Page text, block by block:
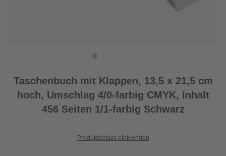
Taschenbuch mit Klappen, 13,5 x 21,5 cm
hoch, Umschlag 4/0-farbig CMYK, Inhalt
456 Seiten 1/1-farbig Schwarz
Produktdetails einblenden